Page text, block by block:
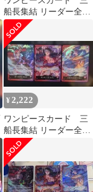
船長集結 リーダー全3
種コンプリートセット
¥ 2,222
ワンピースカード 三
船長集結 リーダー全3
種